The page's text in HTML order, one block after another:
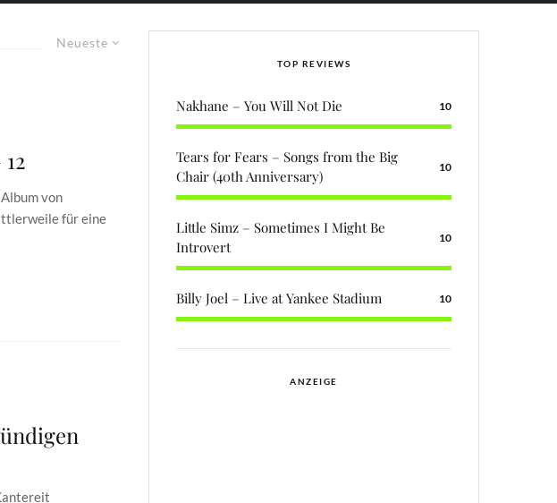
Neueste
von
für eine
TOP REVIEWS
Nakhane – You Will Not Die 10
Tears for Fears – Songs from the Big
Chair (40th Anniversary)
10
Little Simz – Sometimes I Might Be
Introvert
10
Billy Joel – Live at Yankee Stadium 10
ANZEIGE